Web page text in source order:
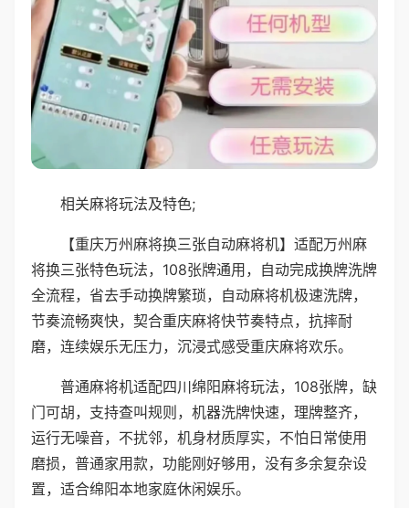
相关麻将玩法及特色;
【重庆万州麻将换三张自动麻将机】适配万州麻
将换三张特色玩法，108张牌通用，自动完成换牌洗牌
全流程，省去手动换牌繁琐，自动麻将机极速洗牌，
节奏流畅爽快，契合重庆麻将快节奏特点，抗摔耐
磨，连续娱乐无压力，沉浸式感受重庆麻将欢乐。
普通麻将机适配四川绵阳麻将玩法，108张牌，缺
门可胡，支持查叫规则，机器洗牌快速，理牌整齐，
运行无噪音，不扰邻，机身材质厚实，不怕日常使用
磨损，普通家用款，功能刚好够用，没有多余复杂设
置，适合绵阳本地家庭休闲娱乐。